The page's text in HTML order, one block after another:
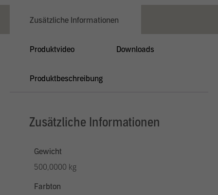
Zusätzliche Informationen
Produktvideo Downloads
Produktbeschreibung
Zusätzliche Informationen
Gewicht
500,0000 kg
Farbton